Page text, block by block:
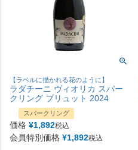
【ラベルに描かれる花のように】
ラダチーニ ヴィオリカ スパー
クリング ブリュット 2024
スパークリング
価格 ¥1,892税込
会員特別価格 ¥1,892税込